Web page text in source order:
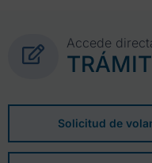
Accede
Solicitud de